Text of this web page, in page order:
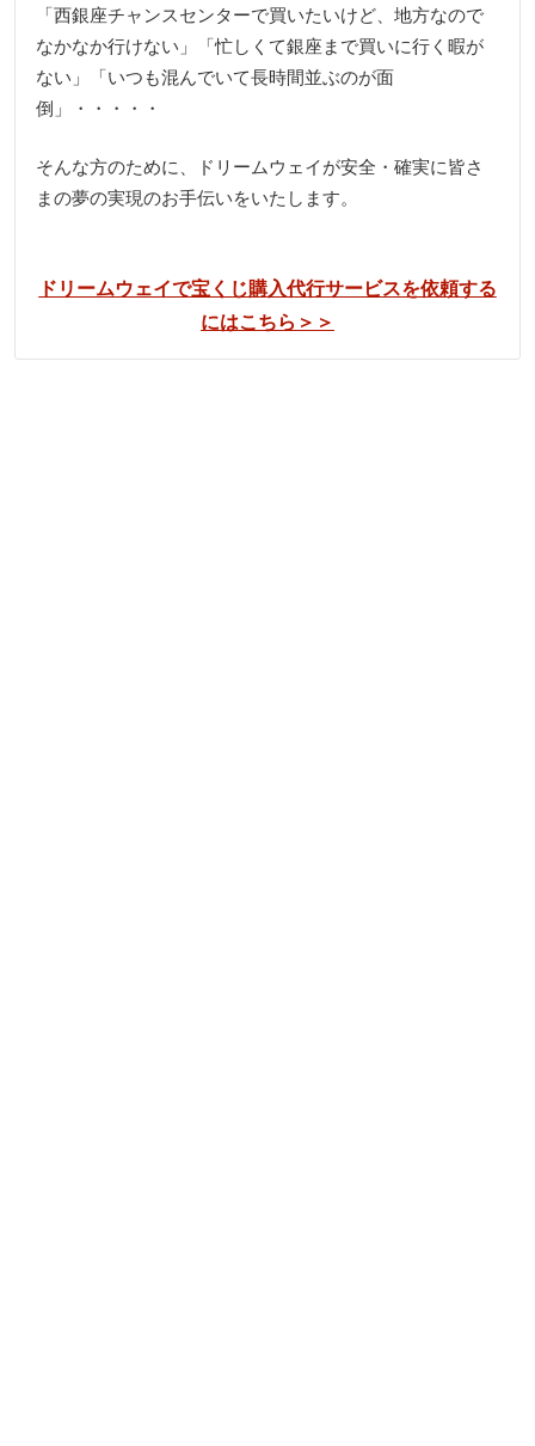
「西銀座チャンスセンターで買いたいけど、地方なので
なかなか行けない」「忙しくて銀座まで買いに行く暇が
ない」「いつも混んでいて長時間並ぶのが面
倒」・・・・・
そんな方のために、ドリームウェイが安全・確実に皆さ
まの夢の実現のお手伝いをいたします。
ドリームウェイで宝くじ購入代行サービスを依頼する
にはこちら＞＞